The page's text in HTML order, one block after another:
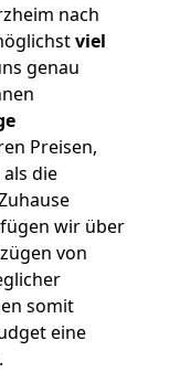
nach
viel
genau
Preisen,
die
wir über
von
somit
eine